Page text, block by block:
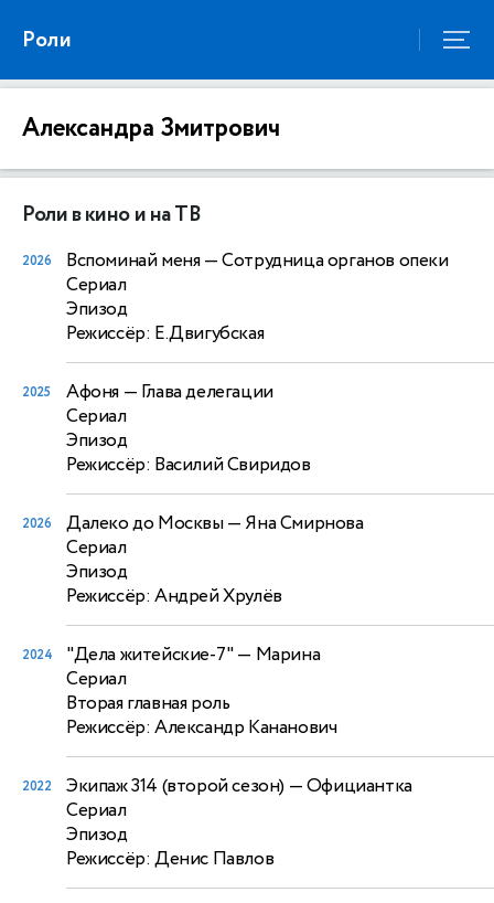
Роли
Александра Змитрович
Роли в кино и на ТВ
2026 Вспоминай меня— Сотрудница органов опеки
Сериал
Эпизод
Режиссёр: Е.Двигубская
2025 Афоня — Глава делегации
Сериал
Эпизод
Режиссёр: Василий Свиридов
2026 Далеко до Москвы— Яна Смирнова
Сериал
Эпизод
Режиссёр: Андрей Хрулёв
2024 "Дела житейские-7"— Марина
Сериал
Вторая главная роль
Режиссёр: Александр Кананович
2022 Экипаж 314 (второй сезон) — Официантка
Сериал
Эпизод
Режиссёр: Денис Павлов